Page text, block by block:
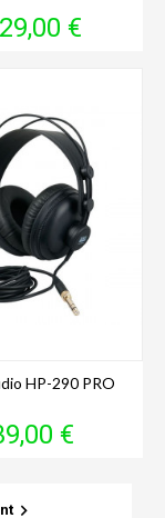
€
HP-290 PRO
€
